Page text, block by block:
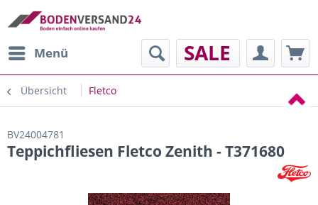
Menü SALE
Übersicht Fletco
BV24004781
Teppichfliesen Fletco Zenith - T371680